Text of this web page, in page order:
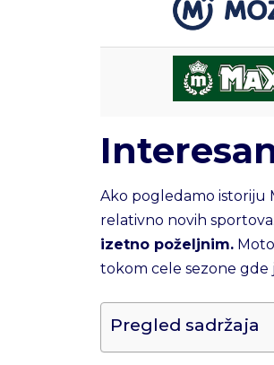
Ako pogledamo istoriju
relativno novih sportova.
izetno poželjnim.
tokom cele sezone gde
Pregled sadržaja